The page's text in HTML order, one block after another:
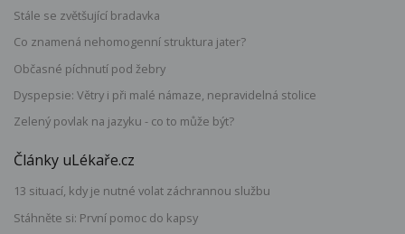
Stále se zvětšující bradavka
Co znamená nehomogenní struktura jater?
Občasné píchnutí pod žebry
Dyspepsie: Větry i při malé námaze, nepravidelná stolice
Zelený povlak na jazyku - co to může být?
Články uLékaře.cz
13 situací, kdy je nutné volat záchrannou službu
Stáhněte si: První pomoc do kapsy